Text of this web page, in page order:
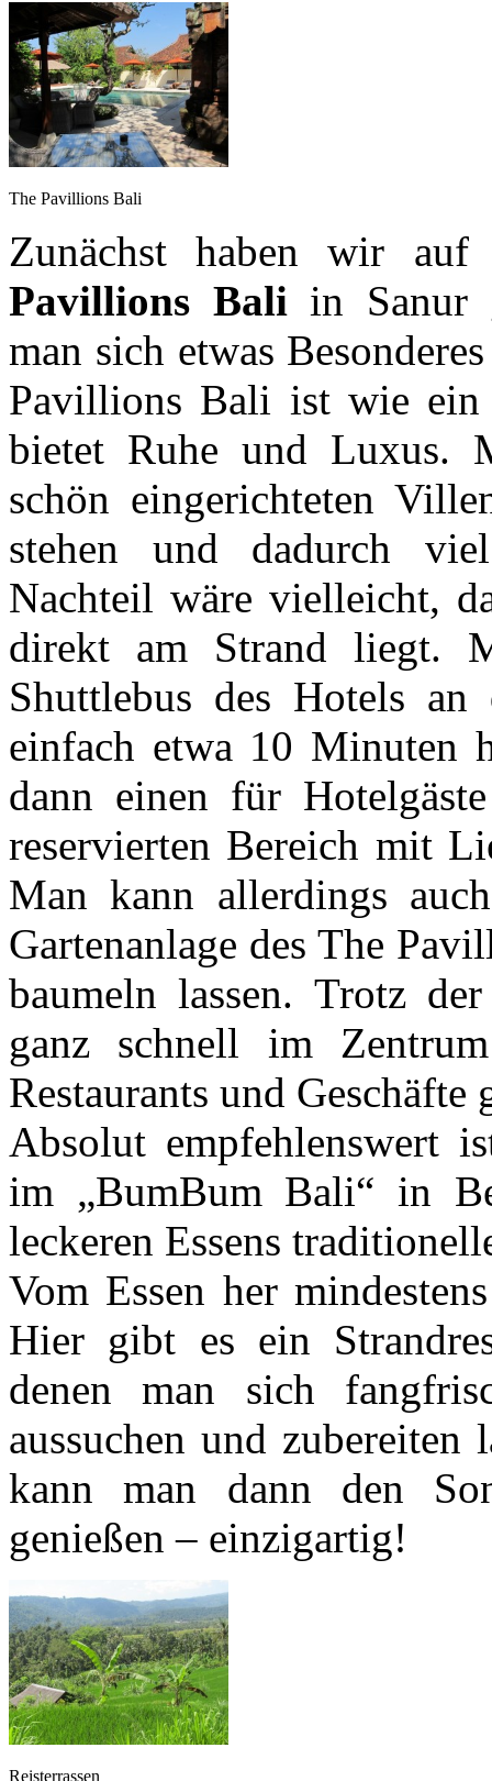
The Pavillions Bali
Zunächst haben wir
Pavillions Bali in Sanur
man sich etwas
Pavillions Bali ist wie ein
bietet Ruhe und Luxus.
schön eingerichteten
stehen und dadurch
Nachteil wäre vielleicht,
direkt am Strand liegt.
Shuttlebus des Hotels
einfach etwa 10 Minuten
dann einen für
reservierten Bereich mit
Man kann allerdings
Gartenanlage des The
baumeln lassen. Trotz
ganz schnell im
Restaurants und Geschäfte
Absolut empfehlenswert
im „BumBum Bali“ in
leckeren Essens
Vom Essen her
Hier gibt es ein
denen man sich
aussuchen und zubereiten
kann man dann den
genießen – einzigartig!
Reisterrassen